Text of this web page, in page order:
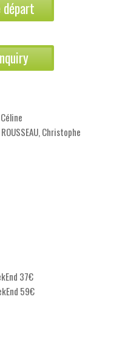
départ
Christophe
37€
59€